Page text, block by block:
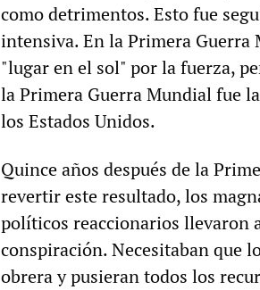
como detrimentos. Esto fue
intensiva. En la Primera
"lugar en el sol" por la fuerza,
la Primera Guerra Mundial fue
los Estados Unidos.
Quince años después de la
revertir este resultado, los
políticos reaccionarios llevaron
conspiración. Necesitaban que
obrera y pusieran todos los